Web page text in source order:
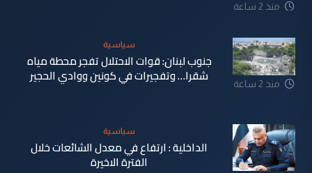
منذ 2 ساعة
منذ 2 ساعة
سياسية
جنوب لبنان: قوات الاحتلال تفجر محطة مياه
شقرا… وتفجيرات في كونين ووادي الحجير
سياسية
الداخلية : ارتفاع في معدل الشائعات خلال
الفترة الاخيرة